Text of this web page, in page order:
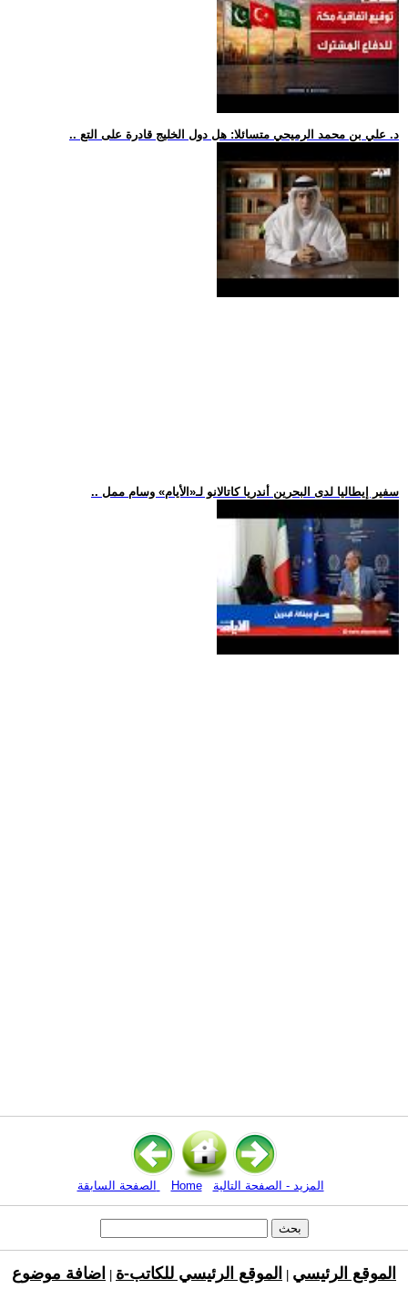
.. د. علي بن محمد الرميحي متسائلا: هل دول الخليج قادرة على التع
.. سفير إيطاليا لدى البحرين أندريا كاتالانو لـ«الأيام» وسام ممل
Home المزيد - الصفحة التالية
الموقع الرئيسي الموقع الرئيسي للكاتب-ة
اضافة موضوع